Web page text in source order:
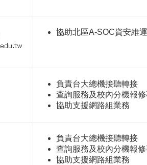
協助北區A-SOC資安維
負責台大總機接聽轉接
查詢服務及校內分機報
協助支援網路組業務
負責台大總機接聽轉接
查詢服務及校內分機報
協助支援網路組業務